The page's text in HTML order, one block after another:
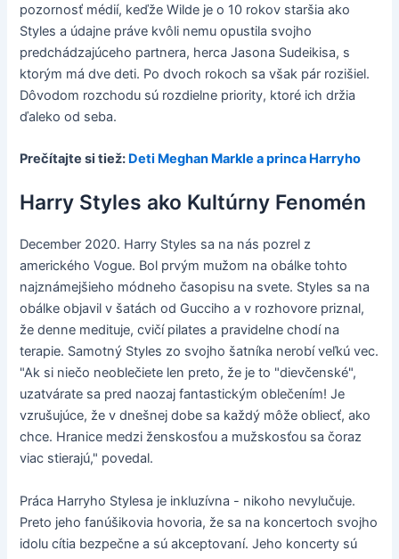
pozornosť médií, keďže Wilde je o 10 rokov staršia ako
Styles a údajne práve kvôli nemu opustila svojho
predchádzajúceho partnera, herca Jasona Sudeikisa, s
ktorým má dve deti. Po dvoch rokoch sa však pár rozišiel.
Dôvodom rozchodu sú rozdielne priority, ktoré ich držia
ďaleko od seba.
Prečítajte si tiež: Deti Meghan Markle a princa Harryho
Harry Styles ako Kultúrny Fenomén
December 2020. Harry Styles sa na nás pozrel z
amerického Vogue. Bol prvým mužom na obálke tohto
najznámejšieho módneho časopisu na svete. Styles sa na
obálke objavil v šatách od Gucciho a v rozhovore priznal,
že denne medituje, cvičí pilates a pravidelne chodí na
terapie. Samotný Styles zo svojho šatníka nerobí veľkú vec.
"Ak si niečo neoblečiete len preto, že je to "dievčenské",
uzatvárate sa pred naozaj fantastickým oblečením! Je
vzrušujúce, že v dnešnej dobe sa každý môže obliecť, ako
chce. Hranice medzi ženskosťou a mužskosťou sa čoraz
viac stierajú," povedal.
Práca Harryho Stylesa je inkluzívna - nikoho nevylučuje.
Preto jeho fanúšikovia hovoria, že sa na koncertoch svojho
idolu cítia bezpečne a sú akceptovaní. Jeho koncerty sú